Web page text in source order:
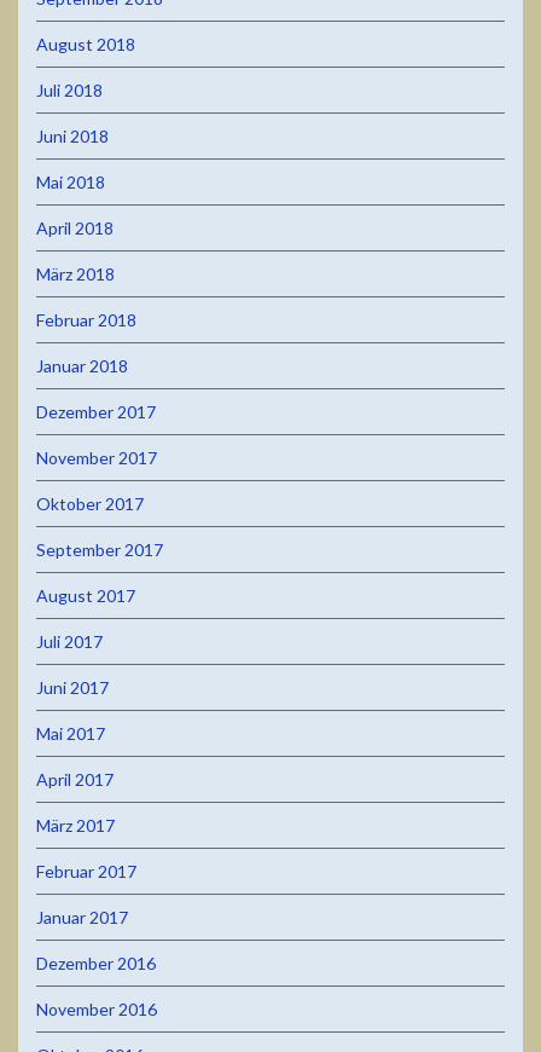
August 2018
Juli 2018
Juni 2018
Mai 2018
April 2018
März 2018
Februar 2018
Januar 2018
Dezember 2017
November 2017
Oktober 2017
September 2017
August 2017
Juli 2017
Juni 2017
Mai 2017
April 2017
März 2017
Februar 2017
Januar 2017
Dezember 2016
November 2016